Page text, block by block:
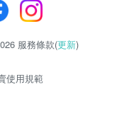
服務條款(更新)
使用規範